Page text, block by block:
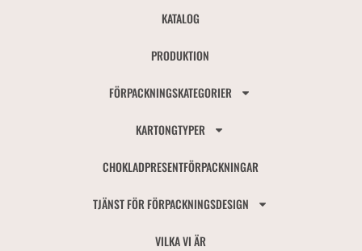
KATALOG
PRODUKTION
FÖRPACKNINGSKATEGORIER
KARTONGTYPER
CHOKLADPRESENTFÖRPACKNINGAR
TJÄNST FÖR FÖRPACKNINGSDESIGN
VILKA VI ÄR